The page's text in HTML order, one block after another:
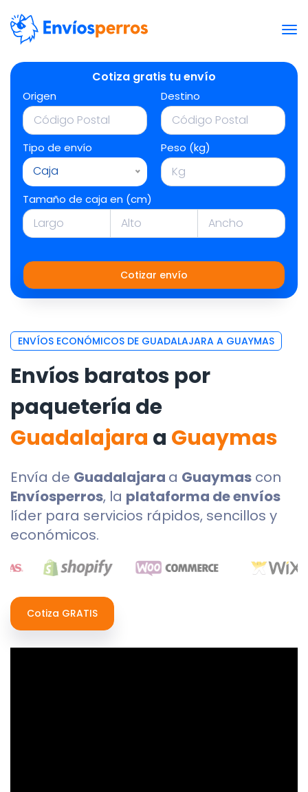
Cotiza gratis tu envío
Origen Destino
Tipo de envío
Caja
Peso (kg)
Tamaño de caja en (cm)
Cotizar envío
ENVÍOS ECONÓMICOS DE GUADALAJARA A GUAYMAS
Envíos baratos por
paquetería de
Guadalajara a Guaymas
Envía de Guadalajara a Guaymas con
Envíosperros, la plataforma de envíos
líder para servicios rápidos, sencillos y
económicos.
Cotiza GRATIS